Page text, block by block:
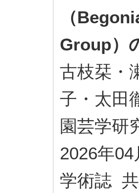
（
Group）
古枝栞・
子・太田
園芸学
2026年
学術誌